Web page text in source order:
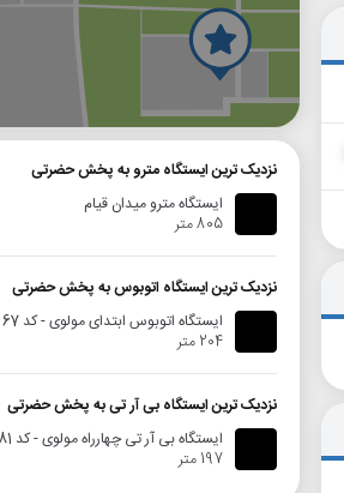
نزدیک ترین ایستگاه مترو به پخش حضرتی
ایستگاه مترو میدان قیام
805 متر
نزدیک ترین ایستگاه اتوبوس به پخش حضرتی
ایستگاه اتوبوس ابتدای مولوی - کد 67 - غرب به شرق
204 متر
نزدیک ترین ایستگاه بی آر تی به پخش حضرتی
ایستگاه بی آر تی چهارراه مولوی - کد 5181
197 متر